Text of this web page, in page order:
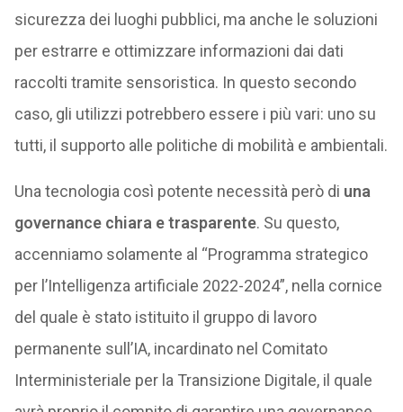
sicurezza dei luoghi pubblici, ma anche le soluzioni
per estrarre e ottimizzare informazioni dai dati
raccolti tramite sensoristica. In questo secondo
caso, gli utilizzi potrebbero essere i più vari: uno su
tutti, il supporto alle politiche di mobilità e ambientali.
Una tecnologia così potente necessità però di una
governance chiara e trasparente. Su questo,
accenniamo solamente al “Programma strategico
per l’Intelligenza artificiale 2022-2024”, nella cornice
del quale è stato istituito il gruppo di lavoro
permanente sull’IA, incardinato nel Comitato
Interministeriale per la Transizione Digitale, il quale